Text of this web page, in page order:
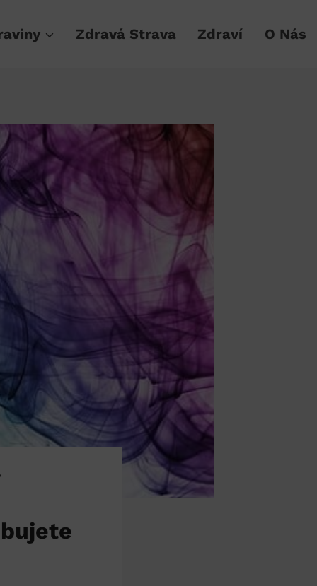
Zdravá Strava Zdraví O Nás